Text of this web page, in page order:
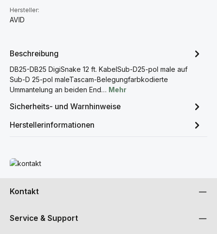
Hersteller:
AVID
Beschreibung
DB25-DB25 DigiSnake 12 ft. KabelSub-D25-pol male auf
Sub-D 25-pol maleTascam-Belegungfarbkodierte
Ummantelung an beiden End… Mehr
Sicherheits- und Warnhinweise
Herstellerinformationen
Mehr erfahren
Kontakt
Service & Support